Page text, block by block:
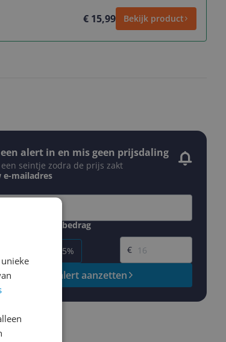
€ 15,99 Bekijk product
alert in en mis geen prijsdaling
seintje zodra de prijs zakt
e-mailadres
daling of bedrag
-15%
Gewenste prijs
€
Prijsalert aanzetten